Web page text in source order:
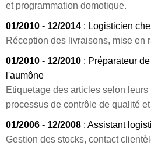
et programmation domotique.
01/2010 - 12/2014 : Logisticien
Réception des livraisons, mise en
01/2010 - 12/2010 : Préparateur
l'aumône
Etiquetage des articles selon
processus de contrôle de qualité
01/2006 - 12/2008 : Assistant
Gestion des stocks, contact